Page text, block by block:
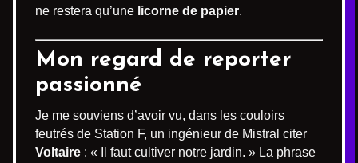
ne restera qu’une licorne de papier.
Mon regard de reporter
passionné
Je me souviens d’avoir vu, dans les couloirs
feutrés de Station F, un ingénieur de Mistral citer
Voltaire : « Il faut cultiver notre jardin. » La phrase